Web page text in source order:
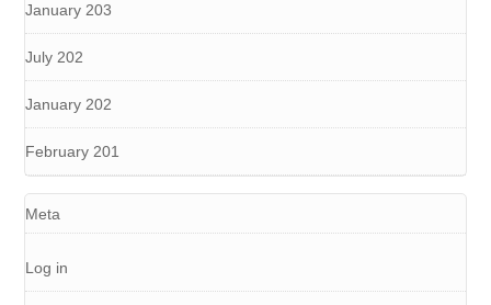
January 203
July 202
January 202
February 201
Meta
Log in